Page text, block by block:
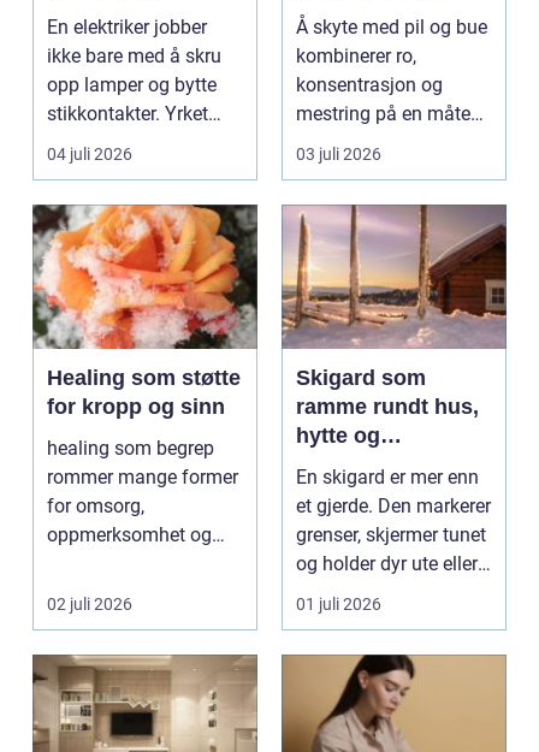
fagkunnskap så
viktig?
En elektriker jobber
ikke bare med å skru
opp lamper og bytte
stikkontakter. Yrket
handler om sikker...
04 juli 2026
Å skyte med pil og bue
kombinerer ro,
konsentrasjon og
mestring på en måte
få andre aktiviteter
gjør...
03 juli 2026
Healing som støtte
for kropp og sinn
healing som begrep
rommer mange former
for omsorg,
oppmerksomhet og
som mål å s...
02 juli 2026
Skigard som
ramme rundt hus,
hytte og
kulturlandskap
En skigard er mer enn
et gjerde. Den markerer
grenser, skjermer tunet
og holder dyr ute eller
inne, ...
01 juli 2026